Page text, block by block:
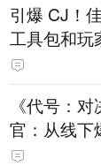
引爆 CJ！
工具包和玩
《代号：
官：从线下
待